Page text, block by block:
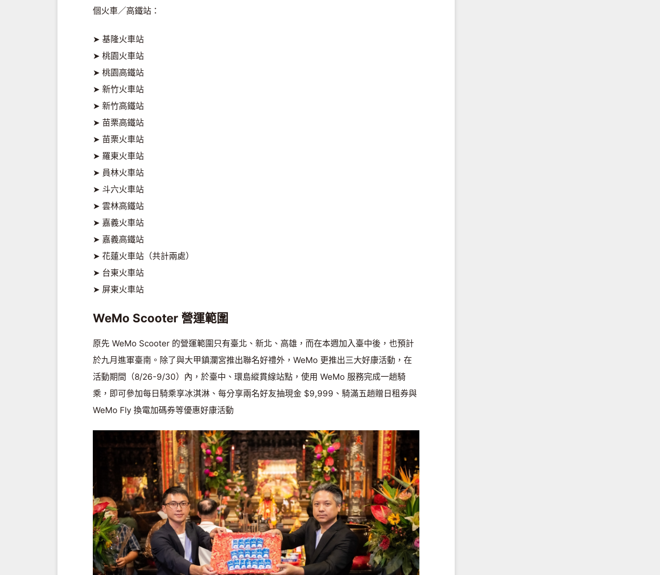
個火車／高鐵站：
➤ 基隆火車站
➤ 桃園火車站
➤ 桃園高鐵站
➤ 新竹火車站
➤ 新竹高鐵站
➤ 苗栗高鐵站
➤ 苗栗火車站
➤ 羅東火車站
➤ 員林火車站
➤ 斗六火車站
➤ 雲林高鐵站
➤ 嘉義火車站
➤ 嘉義高鐵站
➤ 花蓮火車站（共計兩處）
➤ 台東火車站
➤ 屏東火車站
WeMo Scooter 營運範圍
原先 WeMo Scooter 的營運範圍只有臺北、新北、高雄，而在本週加入臺中後，也預計
於九月進軍臺南。除了與大甲鎮瀾宮推出聯名好禮外，WeMo 更推出三大好康活動，在
活動期間（8/26-9/30）內，於臺中、環島縱貫線站點，使用 WeMo 服務完成一趟騎
乘，即可參加每日騎乘享冰淇淋、每分享兩名好友抽現金 $9,999、騎滿五趟贈日租券與
WeMo Fly 換電加碼券等優惠好康活動